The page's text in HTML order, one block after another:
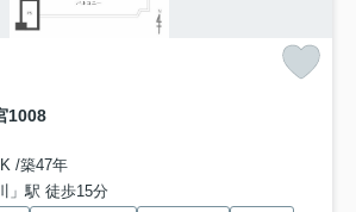
1008
/築47年
」駅 徒歩15分